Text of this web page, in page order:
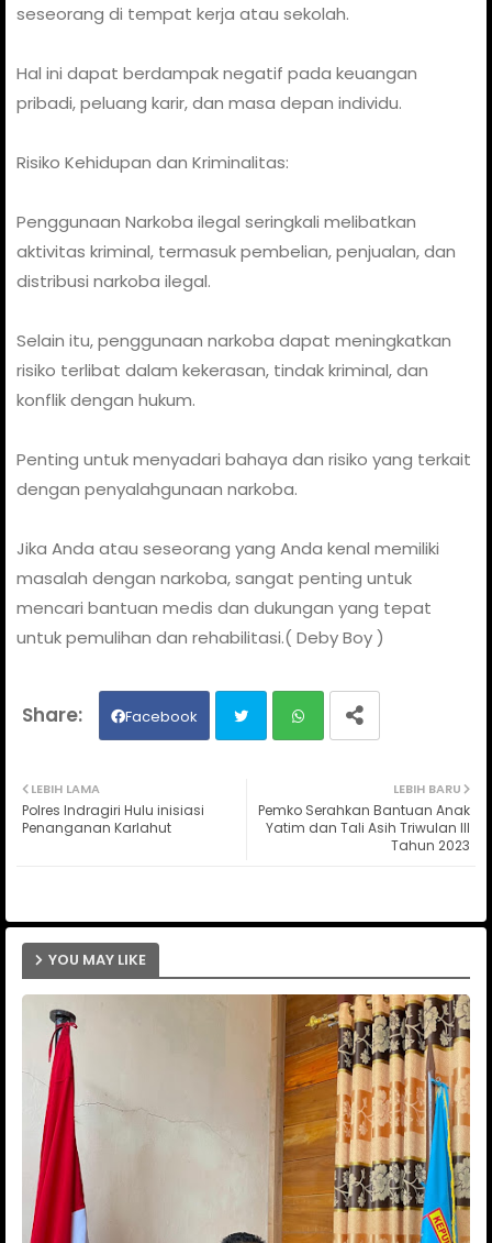
seseorang di tempat kerja atau sekolah.
Hal ini dapat berdampak negatif pada keuangan
pribadi, peluang karir, dan masa depan individu.
Risiko Kehidupan dan Kriminalitas:
Penggunaan Narkoba ilegal seringkali melibatkan
aktivitas kriminal, termasuk pembelian, penjualan, dan
distribusi narkoba ilegal.
Selain itu, penggunaan narkoba dapat meningkatkan
risiko terlibat dalam kekerasan, tindak kriminal, dan
konflik dengan hukum.
Penting untuk menyadari bahaya dan risiko yang terkait
dengan penyalahgunaan narkoba.
Jika Anda atau seseorang yang Anda kenal memiliki
masalah dengan narkoba, sangat penting untuk
mencari bantuan medis dan dukungan yang tepat
untuk pemulihan dan rehabilitasi.( Deby Boy )
Facebook
ats
LEBIH BARU
Pemko Serahkan Bantuan Anak
Yatim dan Tali Asih Triwulan III
Tahun 2023
LEBIH LAMA
Polres Indragiri Hulu inisiasi
Penanganan Karlahut
YOU MAY LIKE